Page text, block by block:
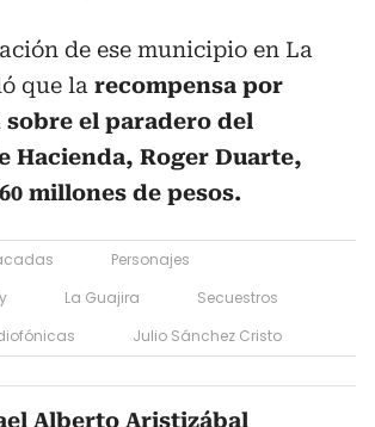
de ese municipio en La
que la recompensa por
el paradero del
Hacienda, Roger Duarte,
millones de pesos.
Personajes
La Guajira
Secuestros
Julio Sánchez Cristo
Alberto Aristizábal